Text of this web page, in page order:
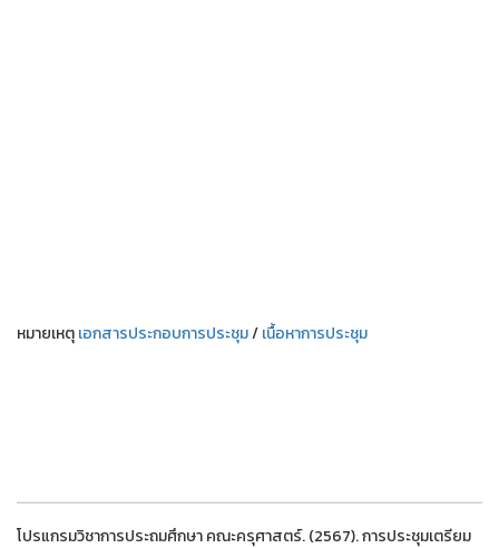
หมายเหตุเอกสารประกอบการประชุม/เนื้อหาการประชุม
โปรแกรมวิชาการประถมศึกษา คณะครุศาสตร์. (2567). การประชุมเตรียม